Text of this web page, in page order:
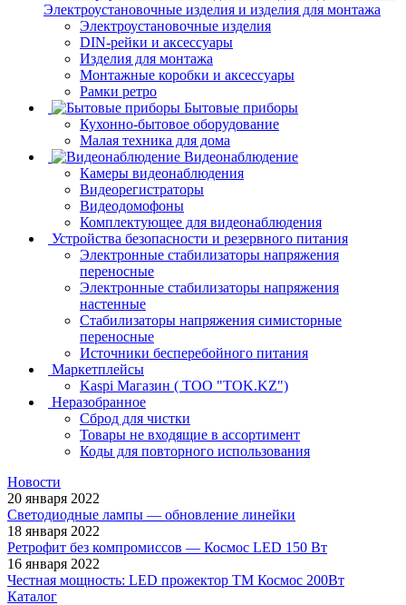
Электроустановочные изделия и изделия для монтажа
Электроустановочные изделия
DIN-рейки и аксессуары
Изделия для монтажа
Монтажные коробки и аксессуары
Рамки ретро
Бытовые приборы
Кухонно-бытовое оборудование
Малая техника для дома
Видеонаблюдение
Камеры видеонаблюдения
Видеорегистраторы
Видеодомофоны
Комплектующее для видеонаблюдения
Устройства безопасности и резервного питания
Электронные стабилизаторы напряжения
переносные
Электронные стабилизаторы напряжения
настенные
Стабилизаторы напряжения симисторные
переносные
Источники бесперебойного питания
Маркетплейсы
Kaspi Магазин ( ТОО "TOK.KZ")
Неразобранное
Сброд для чистки
Товары не входящие в ассортимент
Коды для повторного использования
Новости
20 января 2022
Светодиодные лампы — обновление линейки
18 января 2022
Ретрофит без компромиссов — Космос LED 150 Вт
16 января 2022
Честная мощность: LED прожектор ТМ Космос 200Вт
Каталог